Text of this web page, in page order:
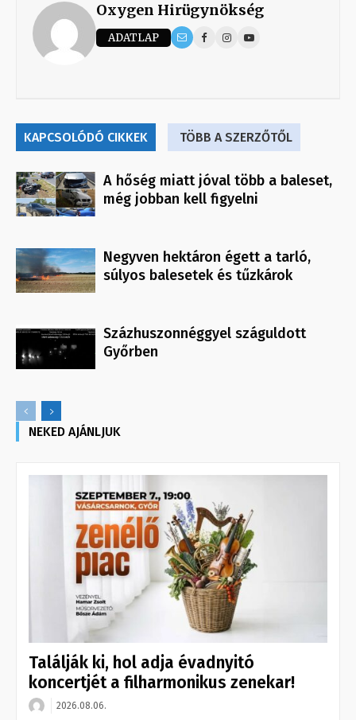
Oxygen Hirügynökség
ADATLAP
KAPCSOLÓDÓ CIKKEK TÖBB A SZERZŐTŐL
A hőség miatt jóval több a baleset,
még jobban kell figyelni
Negyven hektáron égett a tarló,
súlyos balesetek és tűzkárok
Százhuszonnéggyel száguldott
Győrben
NEKED AJÁNLJUK
Találják ki, hol adja évadnyitó
koncertjét a filharmonikus zenekar!
2026.08.06.